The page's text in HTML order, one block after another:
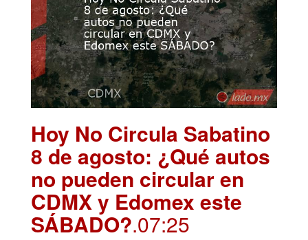
Hoy No Circula Sabatino
8 de agosto: ¿Qué autos
no pueden circular en
CDMX y Edomex este
SÁBADO?.07:25